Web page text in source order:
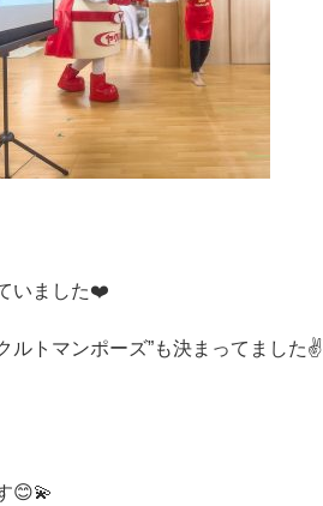
いました❤️
ルトマンポーズ”も決まってました✌️
😊💫